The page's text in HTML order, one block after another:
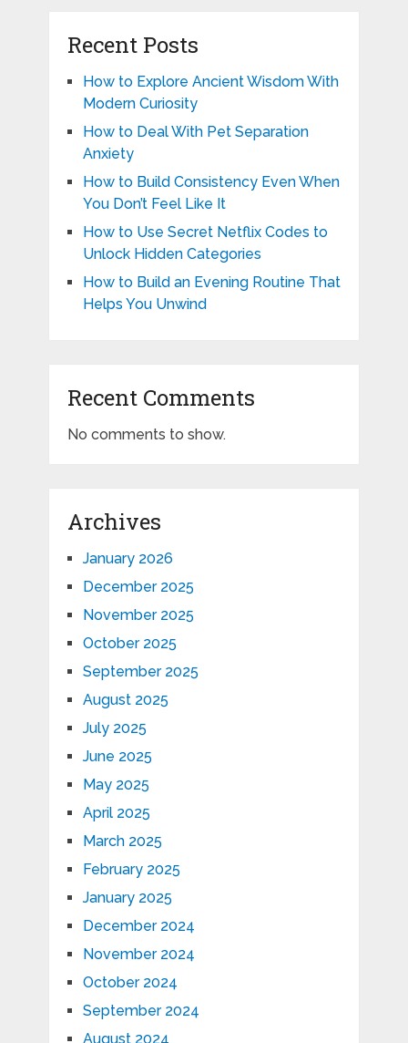
Recent Posts
How to Explore Ancient Wisdom With
Modern Curiosity
How to Deal With Pet Separation
Anxiety
How to Build Consistency Even When
You Don’t Feel Like It
How to Use Secret Netflix Codes to
Unlock Hidden Categories
How to Build an Evening Routine That
Helps You Unwind
Recent Comments
No comments to show.
Archives
January 2026
December 2025
November 2025
October 2025
September 2025
August 2025
July 2025
June 2025
May 2025
April 2025
March 2025
February 2025
January 2025
December 2024
November 2024
October 2024
September 2024
August 2024